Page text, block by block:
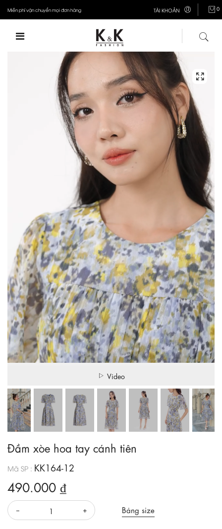
Miễn phí vận chuyển mọi đơn hàng TÀI KHOẢN 0
Video
Đầm xòe hoa tay cánh tiên
Mã SP : KK164-12
490.000 ₫
Bảng size